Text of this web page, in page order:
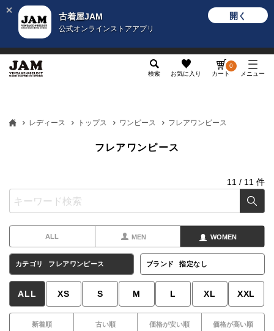
古着屋JAM
公式オンラインストアアプリ
開く
検索 お気に入り カート
0
メニュー
レディース トップス ワンピース フレアワンピース
フレアワンピース
11 / 11 件
ALL MEN WOMEN
カテゴリ フレアワンピース ブランド 指定なし
ALL XS S M L XL XXL
新着順 古い順 価格が安い順 価格が高い順